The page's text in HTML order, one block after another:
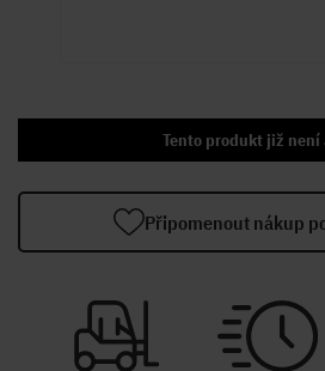
Tento produkt již
Připomenout nákup